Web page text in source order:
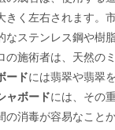
きく左右されます。
なステンレス鋼や樹
施術者は、 天然の
ードには翡翠や翡翠
ャボードには、その
消毒が容易なことか